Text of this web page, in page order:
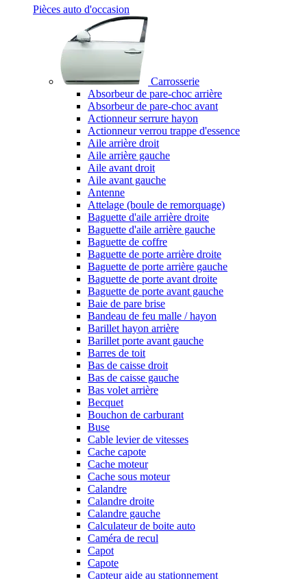
Pièces auto d'occasion
Carrosserie
Absorbeur de pare-choc arrière
Absorbeur de pare-choc avant
Actionneur serrure hayon
Actionneur verrou trappe d'essence
Aile arrière droit
Aile arrière gauche
Aile avant droit
Aile avant gauche
Antenne
Attelage (boule de remorquage)
Baguette d'aile arrière droite
Baguette d'aile arrière gauche
Baguette de coffre
Baguette de porte arrière droite
Baguette de porte arrière gauche
Baguette de porte avant droite
Baguette de porte avant gauche
Baie de pare brise
Bandeau de feu malle / hayon
Barillet hayon arrière
Barillet porte avant gauche
Barres de toit
Bas de caisse droit
Bas de caisse gauche
Bas volet arrière
Becquet
Bouchon de carburant
Buse
Cable levier de vitesses
Cache capote
Cache moteur
Cache sous moteur
Calandre
Calandre droite
Calandre gauche
Calculateur de boite auto
Caméra de recul
Capot
Capote
Capteur aide au stationnement